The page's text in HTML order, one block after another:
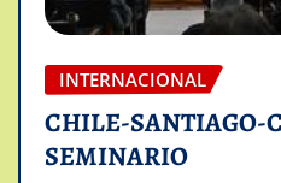
INTERNACIONAL
CHILE-SANTIAGO-
SEMINARIO